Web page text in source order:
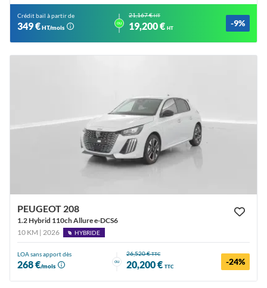
Crédit bail à partir de
349 €HT/mois
ou
21,167 €HT
19,200 € HT -9%
PEUGEOT 208
1.2 Hybrid 110ch Allure e-DCS6
10 KM | 2026
HYBRIDE
LOA sans apport dès
268 €/mois
ou
26,520 €TTC
20,200 € TTC -24%